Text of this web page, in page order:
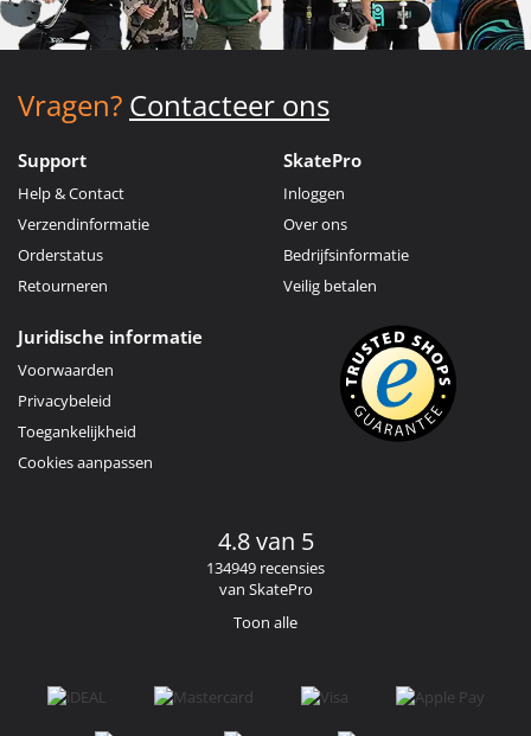
Vragen? Contacteer ons
Support
Help & Contact
Verzendinformatie
Orderstatus
Retourneren
SkatePro
Inloggen
Over ons
Bedrijfsinformatie
Veilig betalen
Juridische informatie
Voorwaarden
Privacybeleid
Toegankelijkheid
Cookies aanpassen
4.8 van 5
134949 recensies
van SkatePro
Toon alle